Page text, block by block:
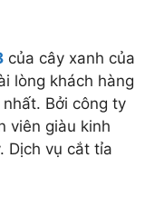
của cây xanh của
lòng khách hàng
Bởi công ty
viên giàu kinh
Dịch vụ cắt tỉa